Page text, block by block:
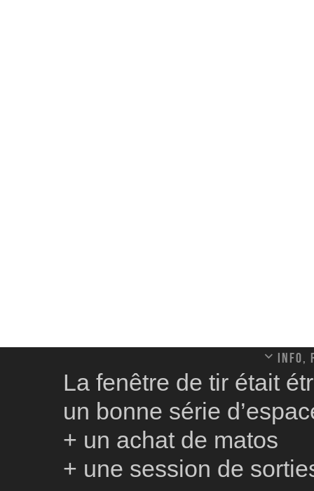
Info,
La fenêtre de tir était
un bonne série
+ un achat de matos
+ une session de